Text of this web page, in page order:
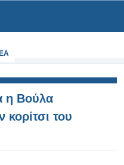
η Βούλα
του